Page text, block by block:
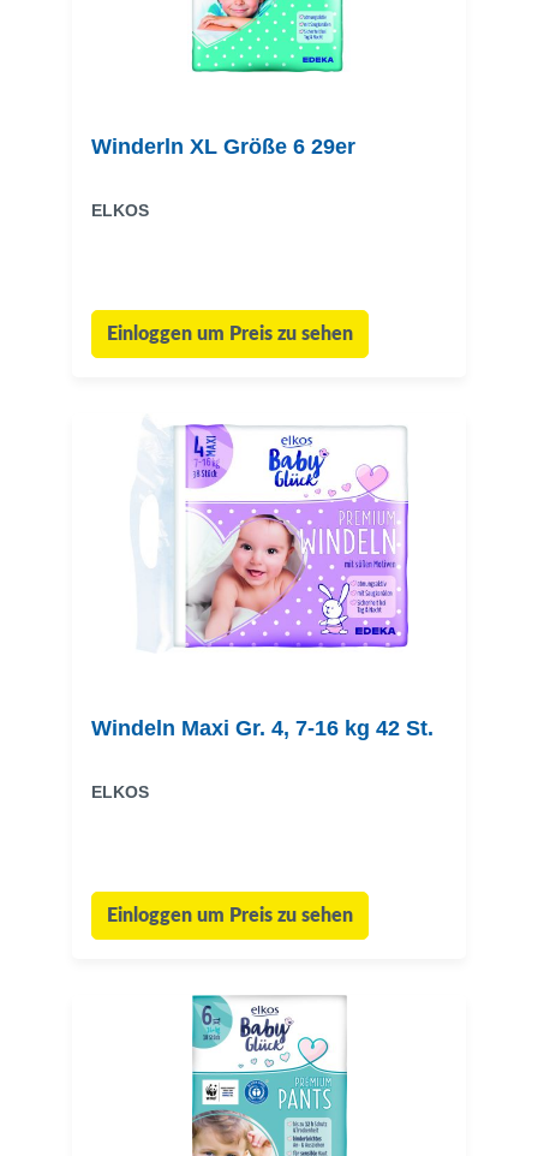
Winderln XL Größe 6 29er
ELKOS
Einloggen um Preis zu sehen
Windeln Maxi Gr. 4, 7-16 kg 42 St.
ELKOS
Einloggen um Preis zu sehen